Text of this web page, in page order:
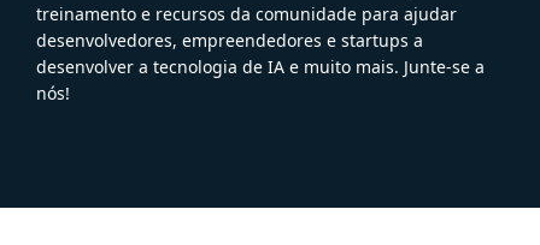
treinamento e recursos da comunidade para ajudar
desenvolvedores, empreendedores e startups a
desenvolver a tecnologia de IA e muito mais. Junte-se a
nós!